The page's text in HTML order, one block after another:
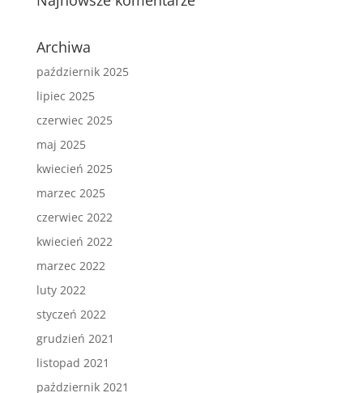
Archiwa
październik 2025
lipiec 2025
czerwiec 2025
maj 2025
kwiecień 2025
marzec 2025
czerwiec 2022
kwiecień 2022
marzec 2022
luty 2022
styczeń 2022
grudzień 2021
listopad 2021
październik 2021